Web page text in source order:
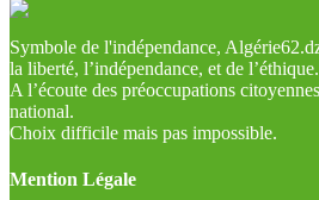
Symbole de l'indépendance,
la liberté, l’indépendance, et de l’éthique.
A l’écoute des préoccupations
national.
Choix difficile mais pas impossible.
Mention Légale